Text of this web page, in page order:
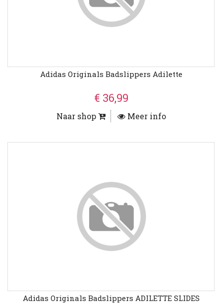
Adidas Originals Badslippers Adilette
€ 36,99
Naar shop Meer info
Adidas Originals Badslippers ADILETTE SLIDES